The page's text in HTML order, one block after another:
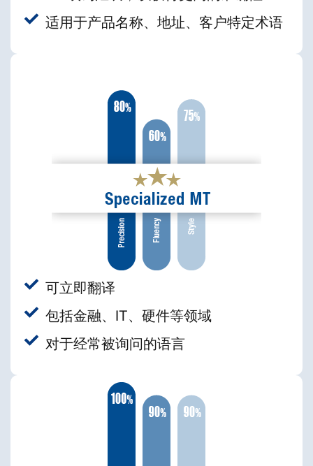
适用于产品名称、地址、客户特定术语
可立即翻译
包括金融、IT、硬件等领域
对于经常被询问的语言